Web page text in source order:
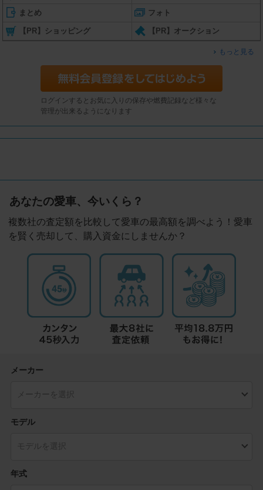
まとめ フォト
【PR】ショッピング 【PR】オークション
もっと見る
ログインするとお気に入りの保存や燃費記録など様々な
管理が出来るようになります
あなたの愛車、今いくら？
複数社の査定額を比較して愛車の最高額を調べよう！愛車
を賢く売却して、購入資金にしませんか？
メーカー
モデル
年式